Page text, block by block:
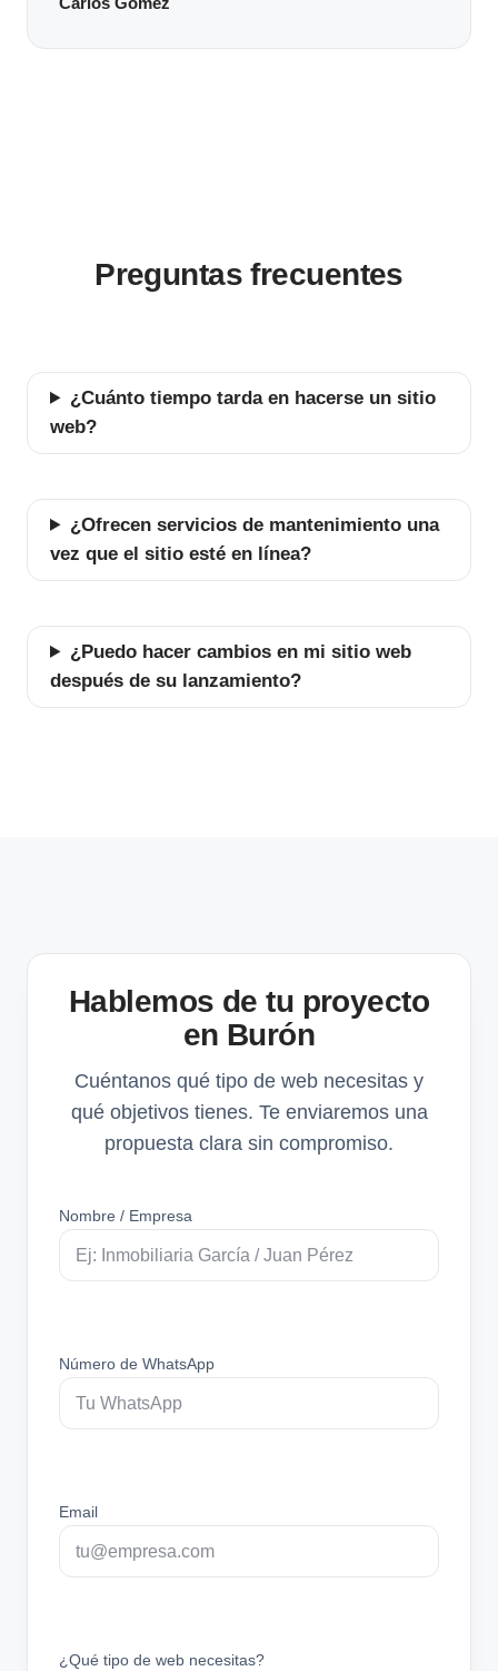
Preguntas frecuentes
¿Cuánto tiempo tarda en hacerse un sitio
web?
¿Ofrecen servicios de mantenimiento una
vez que el sitio esté en línea?
¿Puedo hacer cambios en mi sitio web
después de su lanzamiento?
Hablemos de tu proyecto
en Burón
Cuéntanos qué tipo de web necesitas y
qué objetivos tienes. Te enviaremos una
propuesta clara sin compromiso.
Nombre / Empresa
Número de WhatsApp
Email
¿Qué tipo de web necesitas?